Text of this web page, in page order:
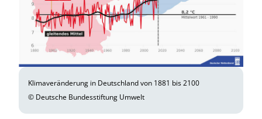
Klimaveränderung in Deutschland von 1881 bis 2100
© Deutsche Bundesstiftung Umwelt